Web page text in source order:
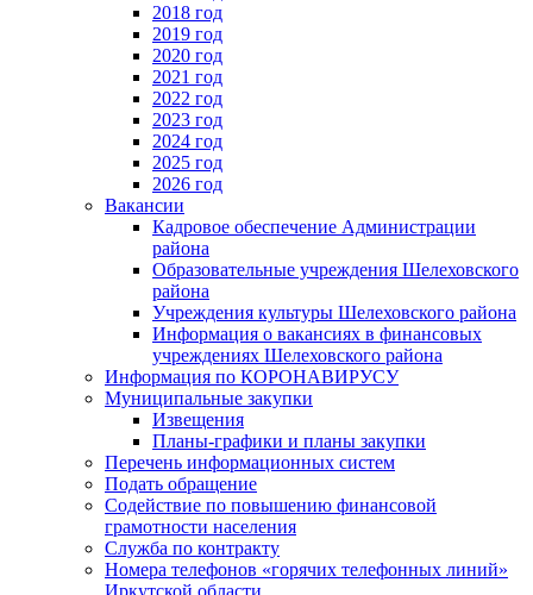
2018 год
2019 год
2020 год
2021 год
2022 год
2023 год
2024 год
2025 год
2026 год
Вакансии
Кадровое обеспечение Администрации
района
Образовательные учреждения Шелеховского
района
Учреждения культуры Шелеховского района
Информация о вакансиях в финансовых
учреждениях Шелеховского района
Информация по КОРОНАВИРУСУ
Муниципальные закупки
Извещения
Планы-графики и планы закупки
Перечень информационных систем
Подать обращение
Содействие по повышению финансовой
грамотности населения
Служба по контракту
Номера телефонов «горячих телефонных линий»
Иркутской области